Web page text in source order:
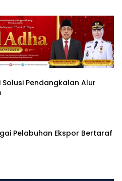
Solusi Pendangkalan Alur
Pelabuhan Ekspor Bertaraf